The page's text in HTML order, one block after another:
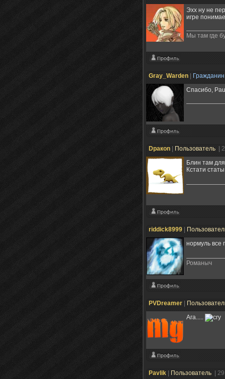
Эхх ну не
игре
Мы там где
Gray_Warden
Спасибо,
Dракоn Пользователь
|
Блин там
Кстати
riddick8999
нормуль все
Романыч
PVDreamer
Ага.....
Pavlik Пользователь
|